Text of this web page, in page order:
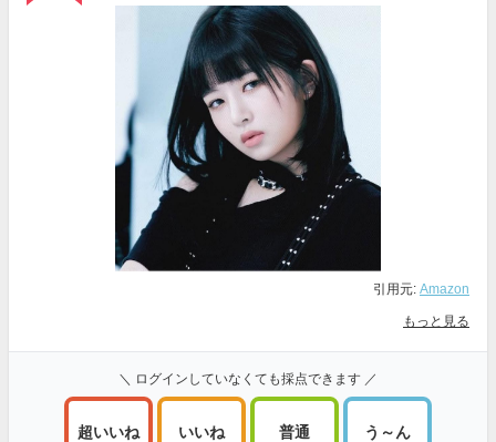
引用元: Amazon
もっと見る
＼ ログインしていなくても採点できます ／
超いいね いいね 普通 う～ん